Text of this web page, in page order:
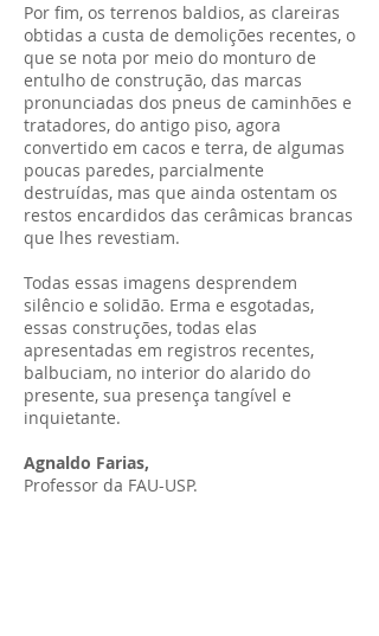
Por fim, os terrenos baldios, as clareiras
obtidas a custa de demolições recentes, o
que se nota por meio do monturo de
entulho de construção, das marcas
pronunciadas dos pneus de caminhões e
tratadores, do antigo piso, agora
convertido em cacos e terra, de algumas
poucas paredes, parcialmente
destruídas, mas que ainda ostentam os
restos encardidos das cerâmicas brancas
que lhes revestiam.
Todas essas imagens desprendem
silêncio e solidão. Erma e esgotadas,
essas construções, todas elas
apresentadas em registros recentes,
balbuciam, no interior do alarido do
presente, sua presença tangível e
inquietante.
Agnaldo Farias,
Professor da FAU-USP.